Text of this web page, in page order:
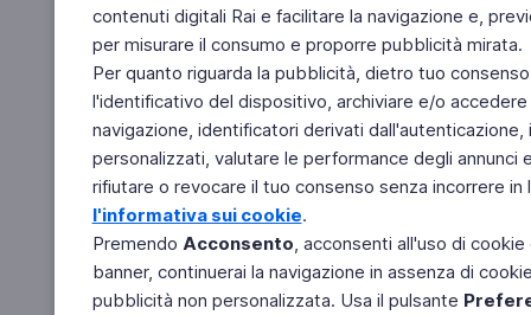
contenuti digitali Rai e facilitare la navigazione e,
per misurare il consumo e proporre pubblicità mirata.
Per quanto riguarda la pubblicità, dietro tuo
l'identificativo del dispositivo, archiviare e/o
navigazione, identificatori derivati
personalizzati, valutare le performance degli
rifiutare o revocare il tuo consenso senza incorrere
l'informativa sui cookie.
Premendo Acconsento, acconsenti all'uso di
banner, continuerai la navigazione in assenza di
pubblicità non personalizzata. Usa il pulsante